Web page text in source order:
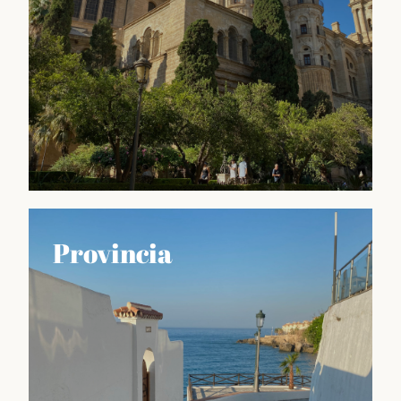
Descubrir
GUÍA de Málaga es una herramienta imprescindible
para aquellos que quieren sacar el máximo partido a
su visita a esta ciudad vibrante y llena de vida. Aquí
encontrarás información detallada y actualizada
sobre los principales atractivos turísticos de Málaga,
como sus museos, monumentos históricos, playas,
Provincia